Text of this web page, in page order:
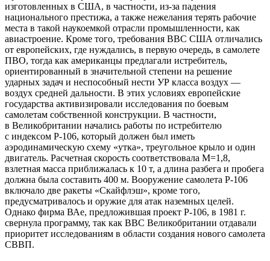
изготовленных в США, в частности, из-за падения
национального престижа, а также нежелания терять рабочие
места в такой наукоемкой отрасли промышленности, как
авиастроение. Кроме того, требования ВВС США отличались
от европейских, где нуждались, в первую очередь, в самолете
ПВО, тогда как американцы предлагали истребитель,
ориентированный в значительной степени на решение
ударных задач и неспособный нести УР класса воздух —
воздух средней дальности. В этих условиях европейские
государства активизировали исследования по боевым
самолетам собственной конструкции. В частности,
в Великобритании начались работы по истребителю
с индексом Р-106, который должен был иметь
аэродинамическую схему «утка», треугольное крыло и один
двигатель. Расчетная скорость соответствовала М=1,8,
взлетная масса приближалась к 10 т, а длина разбега и пробега
должна была составить 400 м. Вооружение самолета Р-106
включало две ракеты «Скайфлэш», кроме того,
предусматривалось и оружие для атак наземных целей.
Однако фирма ВАe, предложившая проект Р-106, в 1981 г.
свернула программу, так как ВВС Великобритании отдавали
приоритет исследованиям в области создания нового самолета
СВВП.